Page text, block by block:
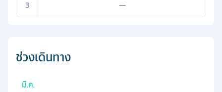
3
—
ช่วงเดินทาง
มี.ค.